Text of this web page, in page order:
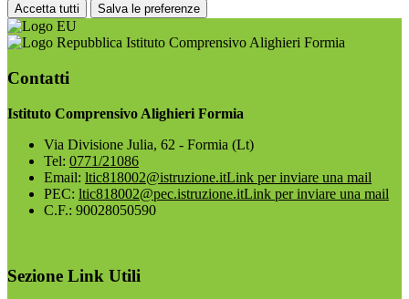
Accetta tutti Salva le preferenze
Istituto Comprensivo Alighieri Formia
Contatti
Istituto Comprensivo Alighieri Formia
Via Divisione Julia, 62 - Formia (Lt)
Tel: 0771/21086
Email: ltic818002@istruzione.itLink per inviare una mail
PEC: ltic818002@pec.istruzione.itLink per inviare una mail
C.F.: 90028050590
Sezione Link Utili